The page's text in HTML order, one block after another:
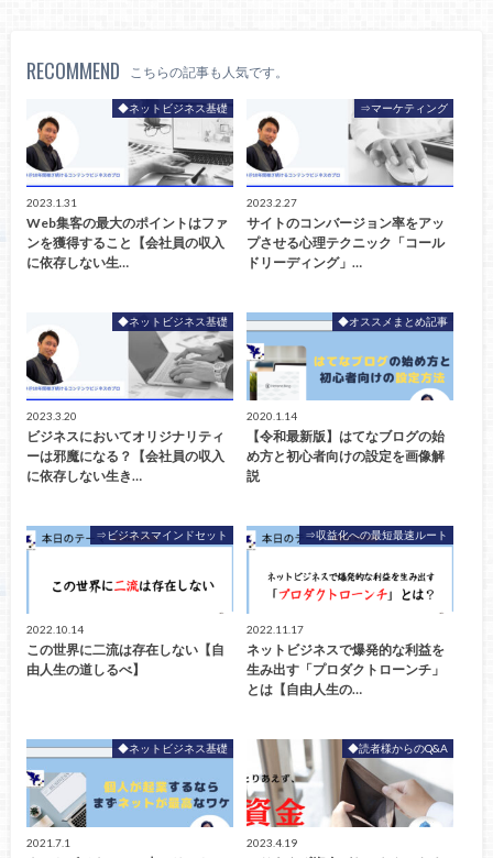
RECOMMEND こちらの記事も人気です。
◆ネットビジネス基礎
2023.1.31
Web集客の最大のポイントはファ
ンを獲得すること【会社員の収入
に依存しない生…
⇒マーケティング
2023.2.27
サイトのコンバージョン率をアッ
プさせる心理テクニック「コール
ドリーディング」…
◆ネットビジネス基礎
2023.3.20
ビジネスにおいてオリジナリティ
ーは邪魔になる？【会社員の収入
に依存しない生き…
◆オススメまとめ記事
2020.1.14
【令和最新版】はてなブログの始
め方と初心者向けの設定を画像解
説
⇒ビジネスマインドセット
2022.10.14
この世界に二流は存在しない【自
由人生の道しるべ】
⇒収益化への最短最速ルート
2022.11.17
ネットビジネスで爆発的な利益を
生み出す「プロダクトローンチ」
とは【自由人生の…
◆ネットビジネス基礎
2021.7.1
◆読者様からのQ&A
2023.4.19